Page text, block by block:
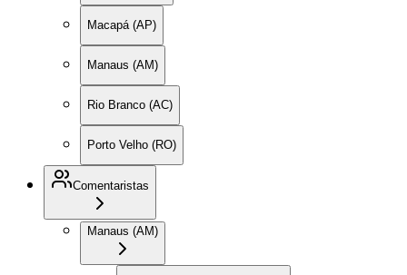
Macapá (AP)
Manaus (AM)
Rio Branco (AC)
Porto Velho (RO)
Comentaristas
Manaus (AM)